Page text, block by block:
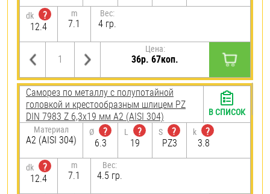
dk
?
12.4
m
7.1
Вес:
4 гр.
Цена:
36р. 67коп.
Саморез по металлу с полупотайной
головкой и крестообразным шлицем PZ
DIN 7983 Z 6,3х19 мм А2 (AISI 304)
Материал
А2 (AISI 304)
Ø
?
6.3
L
?
19
S
?
PZ3
k
?
3.8
dk
?
12.4
m
7.1
Вес:
4.5 гр.
В СПИСОК